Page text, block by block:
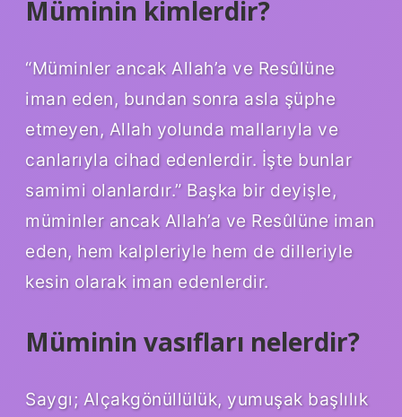
Müminin kimlerdir?
“Müminler ancak Allah’a ve Resûlüne
iman eden, bundan sonra asla şüphe
etmeyen, Allah yolunda mallarıyla ve
canlarıyla cihad edenlerdir. İşte bunlar
samimi olanlardır.” Başka bir deyişle,
müminler ancak Allah’a ve Resûlüne iman
eden, hem kalpleriyle hem de dilleriyle
kesin olarak iman edenlerdir.
Müminin vasıfları nelerdir?
Saygı; Alçakgönüllülük, yumuşak başlılık